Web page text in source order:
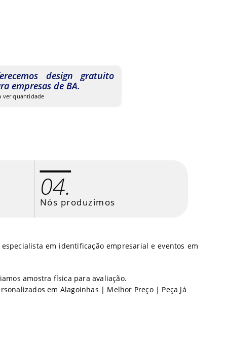
design gratuito
empresas de BA.
ver quantidade
04.
Nós produzimos
em identificação empresarial e eventos em
amostra física para avaliação.
em Alagoinhas | Melhor Preço | Peça Já